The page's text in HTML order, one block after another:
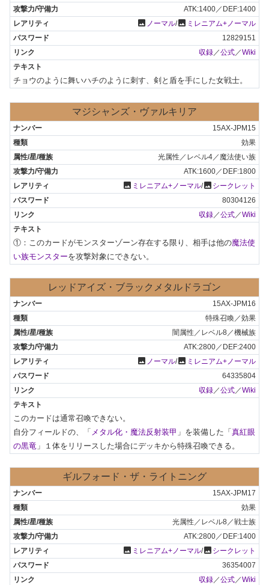
ATK:1400／DEF:1400
photo ノーマル/photo ミレニアム+ノーマル
12829151
収録／公式／Wiki
チョウのように舞いハチのように刺す、剣と盾を手にした女戦士。
マジシャンズ・ヴァルキリア
15AX-JPM15
効果
光属性／レベル4／魔法使い族
ATK:1600／DEF:1800
photo ミレニアム+ノーマル/photo シークレット
80304126
収録 ／公式 ／Wiki
①：このカードがモンスターゾーン存在する限り、相手は他の魔法使
い族モンスターを攻撃対象にできない。
レッドアイズ・ブラックメタルドラゴン
15AX-JPM16
特殊召喚／効果
闇属性／レベル8／機械族
ATK:2800／DEF:2400
photo ノーマル/photo ミレニアム+ノーマル
64335804
収録／公式／Wiki
このカードは通常召喚できない。
自分フィールドの、「 メタル化・魔法反射装甲 」を装備した「 真紅眼
の黒竜 」１体をリリースした場合にデッキから特殊召喚できる。
ギルフォード・ザ・ライトニング
15AX-JPM17
効果
光属性／レベル8／戦士族
ATK:2800／DEF:1400
photo ミレニアム+ノーマル/photo シークレット
36354007
収録／公式／Wiki